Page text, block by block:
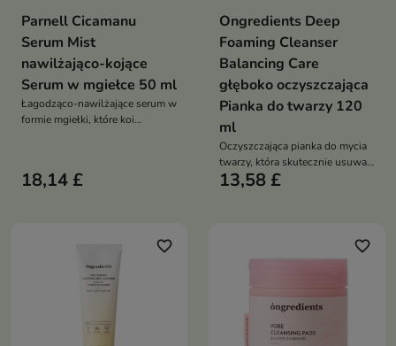
Parnell Cicamanu
Serum Mist
nawilżająco-kojące
Serum w mgiełce 50 ml
Łagodząco-nawilżające serum w
formie mgiełki, które koi
zapewniając jej komfort i
18,14 £
Ongredients Deep
Foaming Cleanser
Balancing Care
głęboko oczyszczająca
Pianka do twarzy 120
ml
Oczyszczająca pianka do mycia
twarzy, która skutecznie usuwa
zanieczyszczenia, reguluje
13,58 £
favorite_border favorite_border